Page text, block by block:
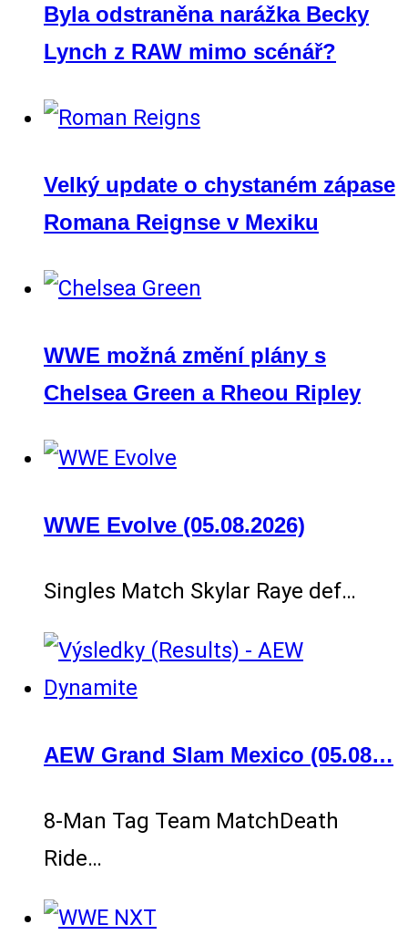
Byla odstraněna narážka Becky
Lynch z RAW mimo scénář?
Velký update o chystaném zápase
Romana Reignse v Mexiku
WWE možná změní plány s
Chelsea Green a Rheou Ripley
WWE Evolve (05.08.2026)
Singles Match Skylar Raye def…
AEW Grand Slam Mexico (05.08…
8-Man Tag Team MatchDeath
Ride…